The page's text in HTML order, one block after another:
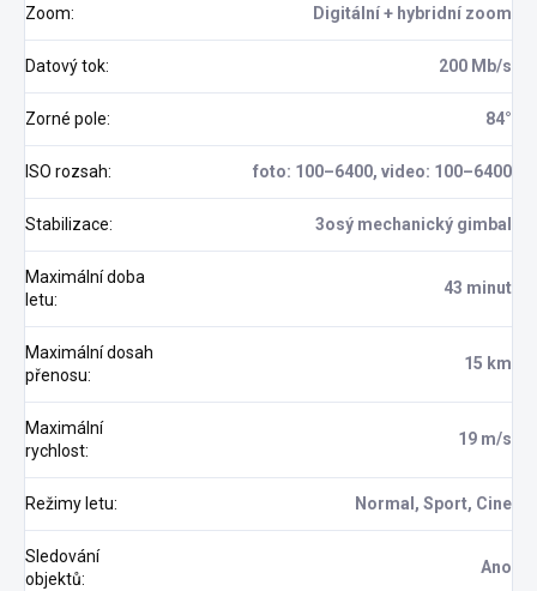
Zoom: Digitální + hybridní zoom
Datový tok: 200 Mb/s
Zorné pole: 84°
ISO rozsah: foto: 100–6400, video: 100–6400
Stabilizace: 3osý mechanický gimbal
Maximální doba
letu:
43 minut
Maximální dosah
přenosu:
15 km
Maximální
rychlost:
19 m/s
Režimy letu: Normal, Sport, Cine
Sledování
objektů:
Ano